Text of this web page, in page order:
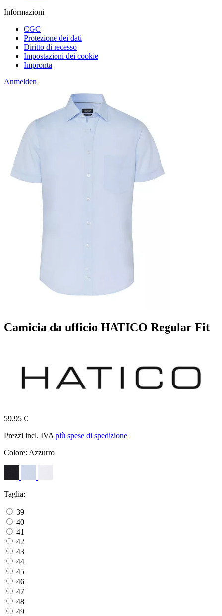
Informazioni
CGC
Protezione dei dati
Diritto di recesso
Impostazioni dei cookie
Impronta
Anmelden
Camicia da ufficio HATICO Regular Fit
59,95 €
Prezzi incl. IVA più spese di spedizione
Colore: Azzurro
Taglia:
39
40
41
42
43
44
45
46
47
48
49